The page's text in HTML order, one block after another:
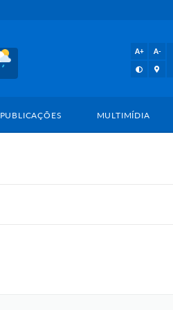
A+ A-
PUBLICAÇÕES MULTIMÍDIA